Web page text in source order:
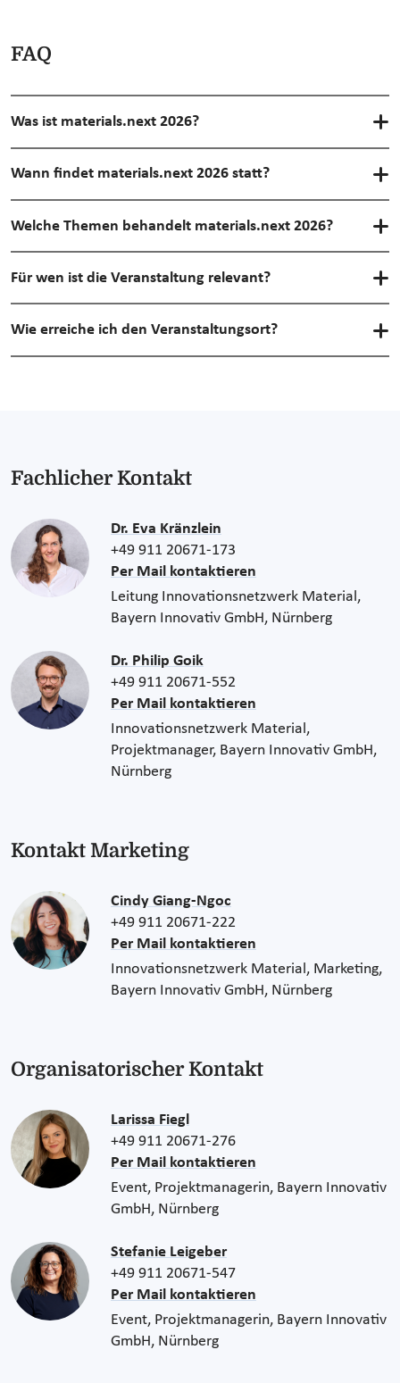
FAQ
Was ist materials.next 2026?
Wann findet materials.next 2026 statt?
Welche Themen behandelt materials.next 2026?
Für wen ist die Veranstaltung relevant?
Wie erreiche ich den Veranstaltungsort?
Fachlicher Kontakt
Dr. Eva Kränzlein
+49 911 20671-173
Per Mail kontaktieren
Leitung Innovationsnetzwerk Material,
Bayern Innovativ GmbH, Nürnberg
Dr. Philip Goik
+49 911 20671-552
Per Mail kontaktieren
Innovationsnetzwerk Material,
Projektmanager, Bayern Innovativ GmbH,
Nürnberg
Kontakt Marketing
Cindy Giang-Ngoc
+49 911 20671-222
Per Mail kontaktieren
Innovationsnetzwerk Material, Marketing,
Bayern Innovativ GmbH, Nürnberg
Organisatorischer Kontakt
Larissa Fiegl
+49 911 20671-276
Per Mail kontaktieren
Event, Projektmanagerin, Bayern Innovativ
GmbH, Nürnberg
Stefanie Leigeber
+49 911 20671-547
Per Mail kontaktieren
Event, Projektmanagerin, Bayern Innovativ
GmbH, Nürnberg